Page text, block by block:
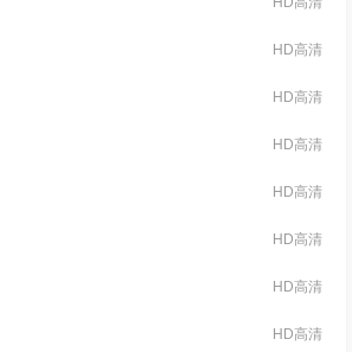
HD高清
HD高清
HD高清
HD高清
HD高清
HD高清
HD高清